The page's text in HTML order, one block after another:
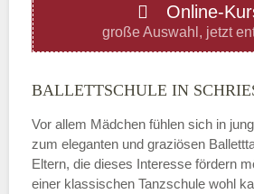
Donnerstag
—
ÖFFNUNGSZEITEN
Freitag
Online-
große Auswahl, jetzt
BALLETTSCHULE IN
Vor allem Mädchen fühlen sich in
zum eleganten und graziösen
Eltern, die dieses Interesse fördern
einer klassischen Tanzschule wohl